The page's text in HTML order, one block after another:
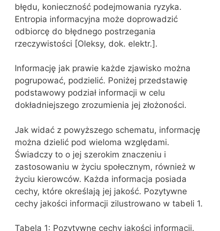
błędu, konieczność podejmowania ryzyka.
Entropia informacyjna może doprowadzić
odbiorcę do błędnego postrzegania
rzeczywistości [Oleksy, dok. elektr.].
Informację jak prawie każde zjawisko można
pogrupować, podzielić. Poniżej przedstawię
podstawowy podział informacji w celu
dokładniejszego zrozumienia jej złożoności.
Jak widać z powyższego schematu, informację
można dzielić pod wieloma względami.
Świadczy to o jej szerokim znaczeniu i
zastosowaniu w życiu społecznym, również w
życiu kierowców. Każda informacja posiada
cechy, które określają jej jakość. Pozytywne
cechy jakości informacji zilustrowano w tabeli 1.
Tabela 1: Pozytywne cechy jakości informacji.